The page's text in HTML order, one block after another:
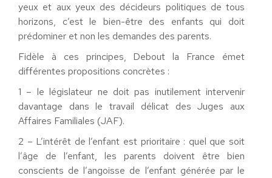
yeux et aux yeux des décideurs politiques de tous
horizons, c’est le bien-être des enfants qui doit
prédominer et non les demandes des parents.
Fidèle à ces principes, Debout la France émet
différentes propositions concrètes :
1 – le législateur ne doit pas inutilement intervenir
davantage dans le travail délicat des Juges aux
Affaires Familiales (JAF).
2 – L’intérêt de l’enfant est prioritaire : quel que soit
l’âge de l’enfant, les parents doivent être bien
conscients de l’angoisse de l’enfant générée par le